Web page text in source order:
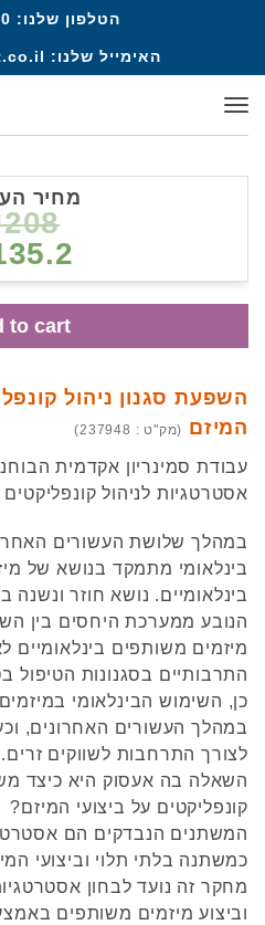
הטלפון שלנו:
האימייל שלנו:
תפריט
השפעת סגנון ניהול
המיזם (מק"ט : 237948)
עבודת סמינריון אקדמית
אסטרטגיות לניהול
במהלך שלושת העשורים
בינלאומי מתמקד בנושא של
בינלאומיים. נושא חוזר
הנובע ממערכת היחסים בין
מיזמים משותפים
התרבותיים בסגנונות הטיפול
במהלך העשורים האחרונים,
לצורך התרחבות לשווקים זרים.
השאלה בה אעסוק היא כיצד
קונפליקטים על ביצועי המיזם?
המשתנים הנבדקים הם
כמשתנה בלתי תלוי וביצועי
מחקר זה נועד לבחון
וביצוע מיזמים משותפים
מחיר
to cart